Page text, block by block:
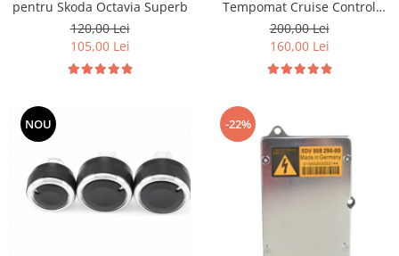
pentru Skoda Octavia Superb
120,00 Lei
105,00 Lei
Tempomat Cruise Control
pentru Volkswagen Seat
Skoda
200,00 Lei
160,00 Lei
NOU -22%